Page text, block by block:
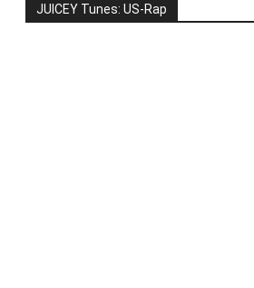
JUICEY Tunes: US-Rap